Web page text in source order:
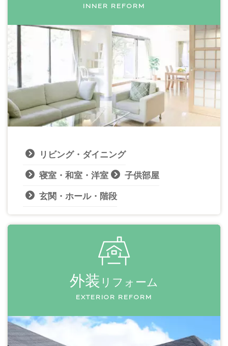
INNER REFORM
リビング・ダイニング
寝室・和室・洋室 子供部屋
玄関・ホール・階段
外装 リフォーム
EXTERIOR REFORM